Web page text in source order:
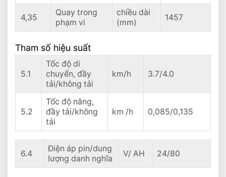
4,35
Quay trong
phạm vi
chiều dài
(mm)
1457
Tham số hiệu suất
5.1
Tốc độ di
chuyển, đầy
tải/không tải
km/h 3.7/4.0
5.2
Tốc độ nâng,
đầy tải/không
tải
km /h 0,085/0,135
6.4
Điện áp pin/dung
lượng danh nghĩa
V/ AH 24/80